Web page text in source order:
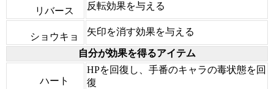
リバース 反転効果を与える
ショウキョ 矢印を消す効果を与える
自分が効果を得るアイテム
ハート
HPを回復し、手番のキャラの毒状態を回
復